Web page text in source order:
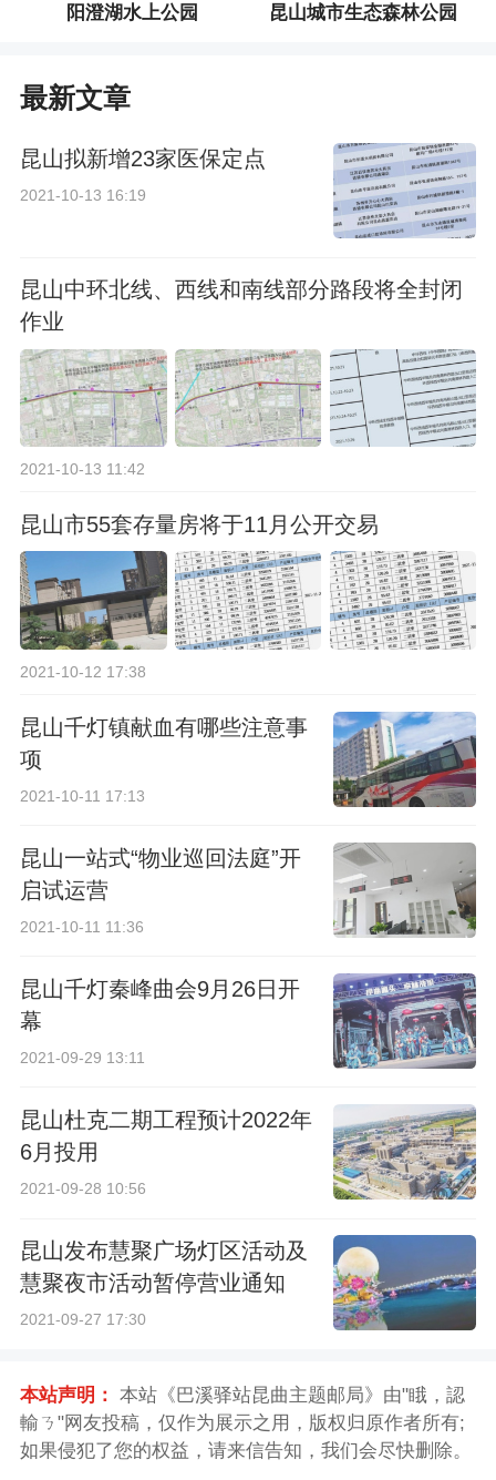
阳澄湖水上公园 昆山城市生态森林公园
最新文章
昆山拟新增23家医保定点
2021-10-13 16:19
昆山中环北线、西线和南线部分路段将全封闭
作业
2021-10-13 11:42
昆山市55套存量房将于11月公开交易
2021-10-12 17:38
昆山千灯镇献血有哪些注意事
项
2021-10-11 17:13
昆山一站式“物业巡回法庭”开
启试运营
2021-10-11 11:36
昆山千灯秦峰曲会9月26日开
幕
2021-09-29 13:11
昆山杜克二期工程预计2022年
6月投用
2021-09-28 10:56
昆山发布慧聚广场灯区活动及
慧聚夜市活动暂停营业通知
2021-09-27 17:30
本站声明： 本站《巴溪驿站昆曲主题邮局》由"睋，認
輸ㄋ"网友投稿，仅作为展示之用，版权归原作者所有;
如果侵犯了您的权益，请来信告知，我们会尽快删除。